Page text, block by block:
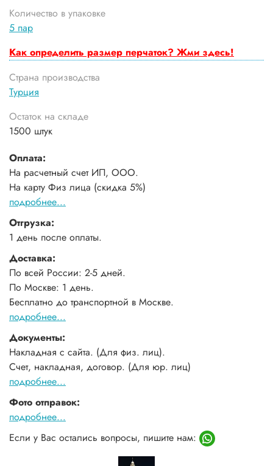
Количество в упаковке
5 пар
Как определить размер перчаток? Жми здесь!
Страна производства
Турция
Остаток на складе
1500 штук
Оплата:
На расчетный счет ИП, ООО.
На карту Физ лица (скидка 5%)
подробнее...
Отгрузка:
1 день после оплаты.
Доставка:
По всей России: 2-5 дней.
По Москве: 1 день.
Бесплатно до транспортной в Москве.
подробнее...
Документы:
Накладная с сайта. (Для физ. лиц).
Счет, накладная, договор. (Для юр. лиц)
подробнее...
Фото отправок:
подробнее...
Если у Вас остались вопросы, пишите нам: